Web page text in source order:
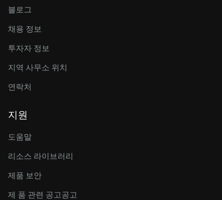
블로그
채용 정보
투자자 정보
지역 사무소 위치
연락처
지원
도움말
리소스 라이브러리
제품 보안
제 품 관련 공고공고